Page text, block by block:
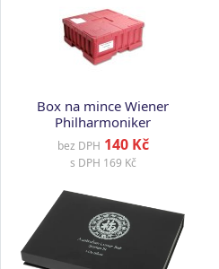
Box na mince Wiener
Philharmoniker
bez DPH 140 Kč
s DPH 169 Kč